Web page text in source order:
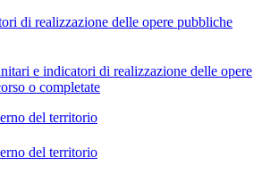
di realizzazione delle opere pubbliche
e indicatori di realizzazione delle opere
o completate
del territorio
del territorio